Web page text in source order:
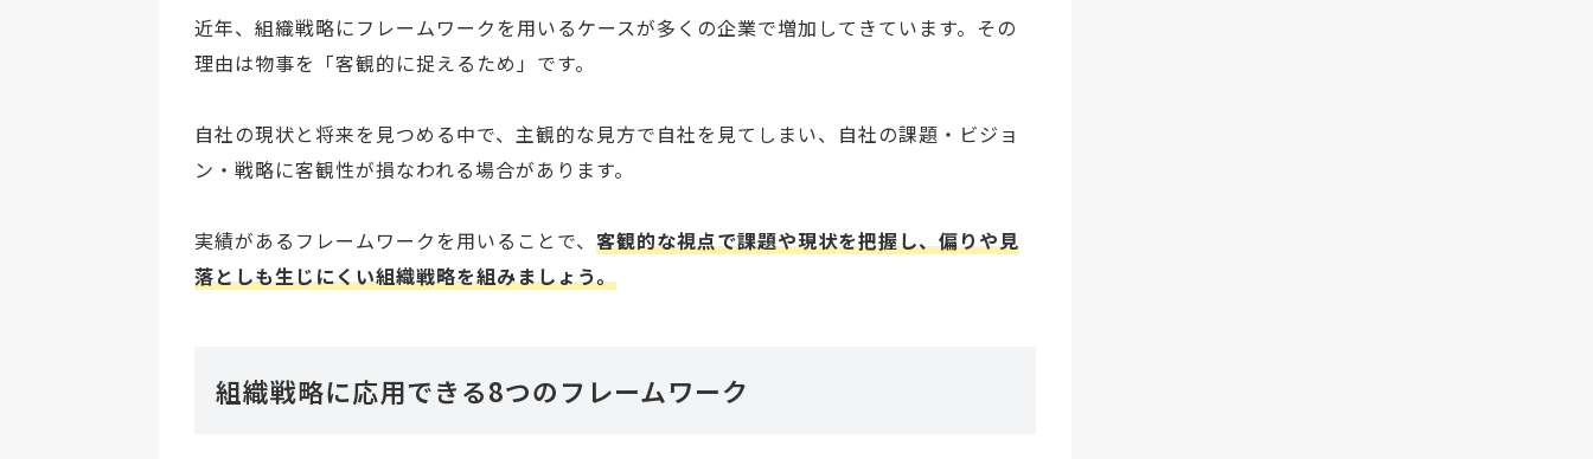
近年、組織戦略にフレームワークを用いるケースが多くの企業で増加してきています。その
理由は物事を「客観的に捉えるため」です。
自社の現状と将来を見つめる中で、主観的な見方で自社を見てしまい、自社の課題・ビジョ
ン・戦略に客観性が損なわれる場合があります。
実績があるフレームワークを用いることで、 客観的な視点で課題や現状を把握し、偏りや見
落としも生じにくい組織戦略を組みましょう。
組織戦略に応用できる8つのフレームワーク